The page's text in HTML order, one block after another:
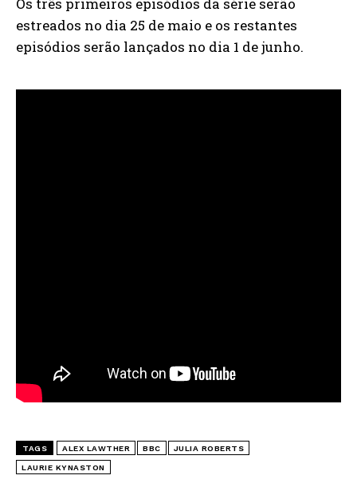
estreados no dia 25 de maio e os restantes
episódios serão lançados no dia 1 de junho.
TAGS ALEX LAWTHER BBC JULIA ROBERTS
LAURIE KYNASTON